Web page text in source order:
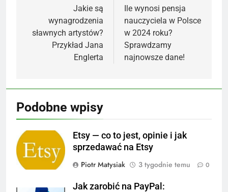
Jakie są
wynagrodzenia
sławnych artystów?
Przykład Jana
Englerta
Ile wynosi pensja
nauczyciela w Polsce
w 2024 roku?
Sprawdzamy
najnowsze dane!
Podobne wpisy
Etsy — co to jest, opinie i jak
sprzedawać na Etsy
Piotr Matysiak
3 tygodnie temu 0
Jak zarobić na PayPal: